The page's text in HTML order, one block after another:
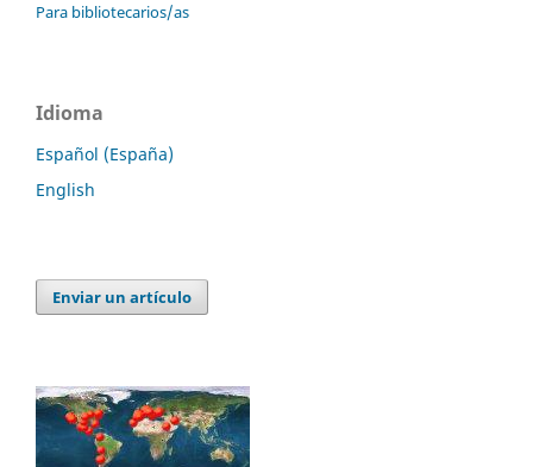
Para bibliotecarios/as
Idioma
Español (España)
English
Enviar un artículo